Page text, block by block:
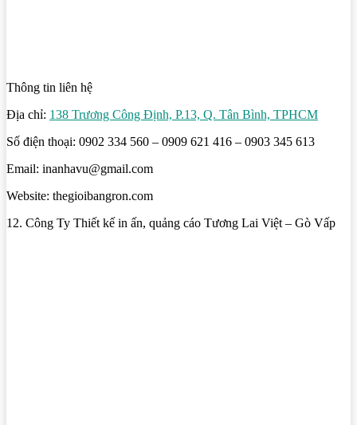
Thông tin liên hệ
Địa chỉ: 138 Trương Công Định, P.13, Q. Tân Bình, TPHCM
Số điện thoại: 0902 334 560 – 0909 621 416 – 0903 345 613
Email: inanhavu@gmail.com
Website: thegioibangron.com
12. Công Ty Thiết kế in ấn, quảng cáo Tương Lai Việt – Gò Vấp